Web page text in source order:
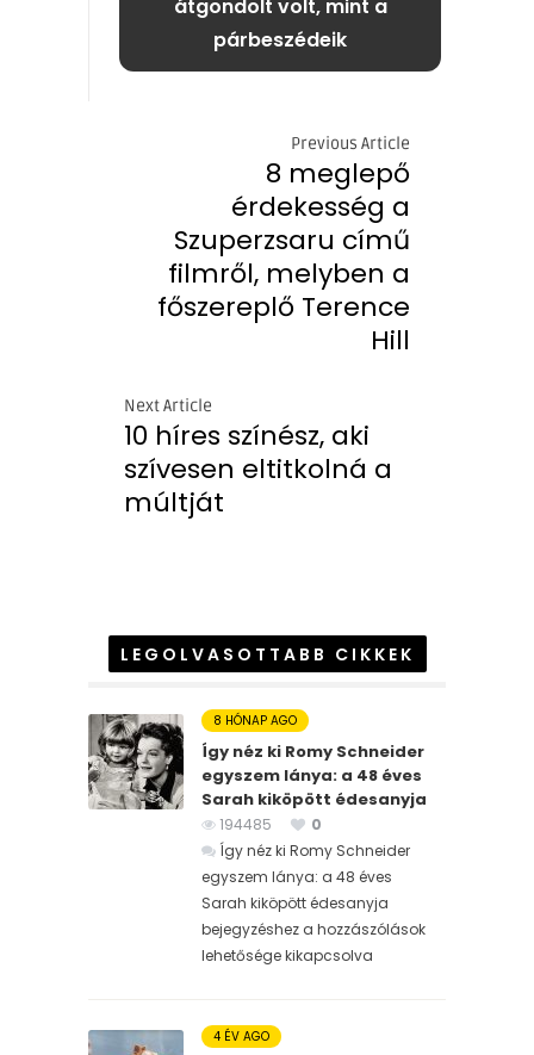
átgondolt volt, mint a
párbeszédeik
Previous Article
8 meglepő
érdekesség a
Szuperzsaru című
filmről, melyben a
főszereplő Terence
Hill
Next Article
10 híres színész, aki
szívesen eltitkolná a
múltját
LEGOLVASOTTABB CIKKEK
8 HÓNAP AGO
Így néz ki Romy Schneider
egyszem lánya: a 48 éves
Sarah kiköpött édesanyja
194485
0
Így néz ki Romy Schneider
egyszem lánya: a 48 éves
Sarah kiköpött édesanyja
bejegyzéshez a hozzászólások
lehetősége kikapcsolva
4 ÉV AGO